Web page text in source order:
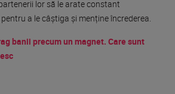
lor să le arate constant
a le câștiga și menține încrederea.
banii precum un magnet. Care sunt